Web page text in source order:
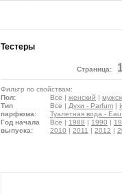
Тестеры
Страница:
Фильтр по свойствам:
Пол:
Все | женский |
Тип
парфюма:
Все | Духи - Parfum |
Туалетная вода -
Год начала
выпуска:
Все | 1988 | 1990 |
2010 | 2011 | 2012 |